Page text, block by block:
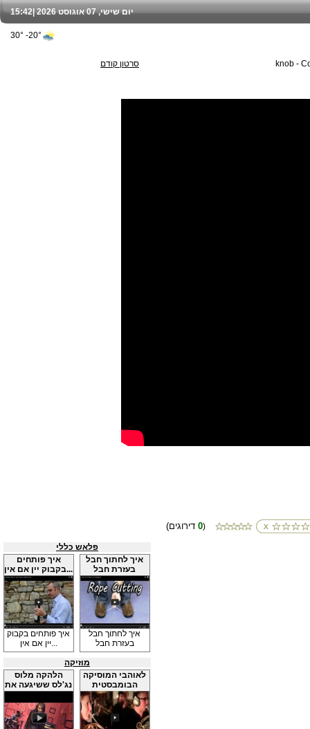
סרטון קודם knob -
0)
פלאש כללי
איך פותחים
בקבוק יין אם אין...
איך פותחים בקבוק
יין אם אין...
איך לחתוך חבל
בעזרת חבל
איך לחתוך חבל
בעזרת חבל
מוזיקה
הלהקה מלוס
נג'לס ששיגעה את
...
לאוהבי המוסיקה
הבומבסטית
15:42 יום שישי, 07 אוגוסט 2026 |
20°- 30°